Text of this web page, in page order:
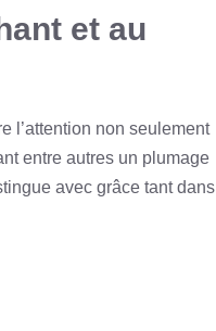
et au
l’attention non seulement
entre autres un plumage
avec grâce tant dans